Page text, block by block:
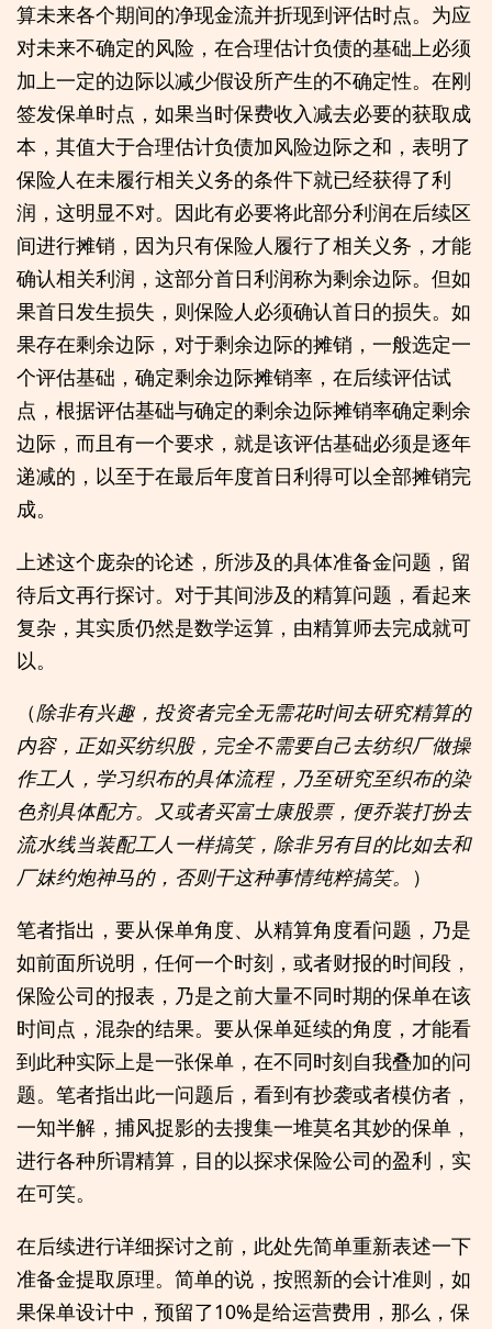
算未来各个期间的净现金流并折现到评估时点。为应
对未来不确定的风险，在合理估计负债的基础上必须
加上一定的边际以减少假设所产生的不确定性。在刚
签发保单时点，如果当时保费收入减去必要的获取成
本，其值大于合理估计负债加风险边际之和，表明了
保险人在未履行相关义务的条件下就已经获得了利
润，这明显不对。因此有必要将此部分利润在后续区
间进行摊销，因为只有保险人履行了相关义务，才能
确认相关利润，这部分首日利润称为剩余边际。但如
果首日发生损失，则保险人必须确认首日的损失。如
果存在剩余边际，对于剩余边际的摊销，一般选定一
个评估基础，确定剩余边际摊销率，在后续评估试
点，根据评估基础与确定的剩余边际摊销率确定剩余
边际，而且有一个要求，就是该评估基础必须是逐年
递减的，以至于在最后年度首日利得可以全部摊销完
成。
上述这个庞杂的论述，所涉及的具体准备金问题，留
待后文再行探讨。对于其间涉及的精算问题，看起来
复杂，其实质仍然是数学运算，由精算师去完成就可
以。
（除非有兴趣，投资者完全无需花时间去研究精算的
内容，正如买纺织股，完全不需要自己去纺织厂做操
作工人，学习织布的具体流程，乃至研究至织布的染
色剂具体配方。又或者买富士康股票，便乔装打扮去
流水线当装配工人一样搞笑，除非另有目的比如去和
厂妹约炮神马的，否则干这种事情纯粹搞笑。
）
笔者指出，要从保单角度、从精算角度看问题，乃是
如前面所说明，任何一个时刻，或者财报的时间段，
保险公司的报表，乃是之前大量不同时期的保单在该
时间点，混杂的结果。要从保单延续的角度，才能看
到此种实际上是一张保单，在不同时刻自我叠加的问
题。笔者指出此一问题后，看到有抄袭或者模仿者，
一知半解，捕风捉影的去搜集一堆莫名其妙的保单，
进行各种所谓精算，目的以探求保险公司的盈利，实
在可笑。
在后续进行详细探讨之前，此处先简单重新表述一下
准备金提取原理。简单的说，按照新的会计准则，如
果保单设计中，预留了10%是给运营费用，那么，保